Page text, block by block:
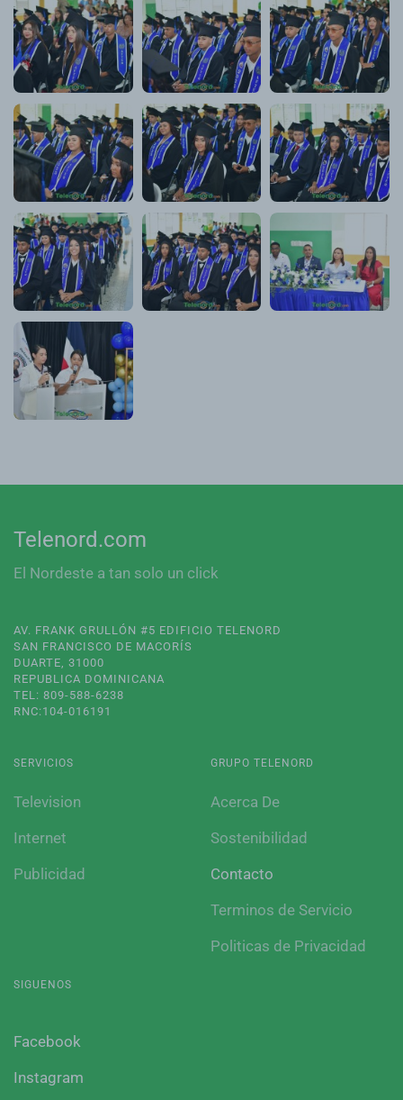
Telenord.com
El Nordeste a tan solo un click
AV. FRANK GRULLÓN #5 EDIFICIO TELENORD
SAN FRANCISCO DE MACORÍS
DUARTE, 31000
REPUBLICA DOMINICANA
TEL: 809-588-6238
RNC:104-016191
SERVICIOS
Television
Internet
Publicidad
GRUPO TELENORD
Acerca De
Sostenibilidad
Contacto
Terminos de Servicio
Politicas de Privacidad
SIGUENOS
Facebook
Instagram